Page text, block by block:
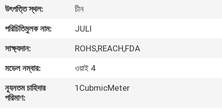
আমাদের
সম্বন্ধে
কারখানা
পরিদর্শন
উৎপত্তি স্থল:
চীন
পরিচিতিমুলক নাম:
JULI
সাক্ষ্যদান:
ROHS,REACH,FDA
মডেল নম্বার:
ওয়াই 4
ন্যূনতম চাহিদার
পরিমাণ:
1CubmicMeter